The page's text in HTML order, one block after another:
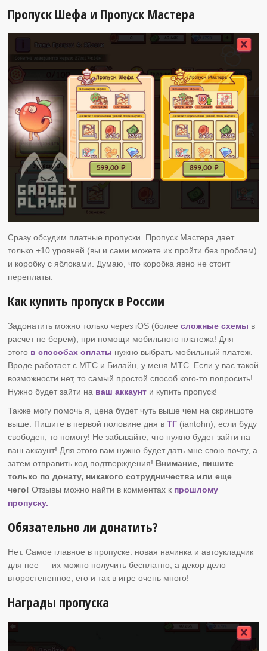
Пропуск Шефа и Пропуск Мастера
Сразу обсудим платные пропуски. Пропуск Мастера дает
только +10 уровней (вы и сами можете их пройти без проблем)
и коробку с яблоками. Думаю, что коробка явно не стоит
переплаты.
Как купить пропуск в России
Задонатить можно только через iOS (болеесложные схемы в
расчет не берем), при помощи мобильного платежа! Для
этого в способах оплаты нужно выбрать мобильный платеж.
Вроде работает с МТС и Билайн, у меня МТС. Если у вас такой
возможности нет, то самый простой способ кого-то попросить!
Нужно будет зайти на ваш аккаунт и купить пропуск!
Также могу помочь я, цена будет чуть выше чем на скриншоте
выше. Пишите в первой половине дня вТГ (iantohn), если буду
свободен, то помогу! Не забывайте, что нужно будет зайти на
ваш аккаунт! Для этого вам нужно будет дать мне свою почту, а
затем отправить код подтверждения! Внимание, пишите
только по донату, никакого сотрудничества или еще
чего!Отзывы можно найти в комментах к прошлому
пропуску.
Обязательно ли донатить?
Нет. Самое главное в пропуске: новая начинка и автоукладчик
для нее — их можно получить бесплатно, а декор дело
второстепенное, его и так в игре очень много!
Награды пропуска